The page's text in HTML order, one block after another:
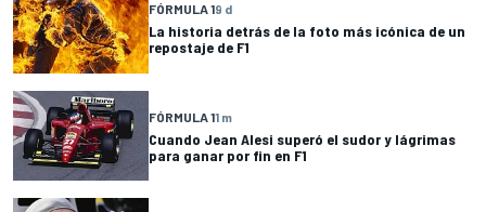
FÓRMULA 19 d
La historia detrás de la foto más icónica de un
repostaje de F1
FÓRMULA 11 m
Cuando Jean Alesi superó el sudor y lágrimas
para ganar por fin en F1